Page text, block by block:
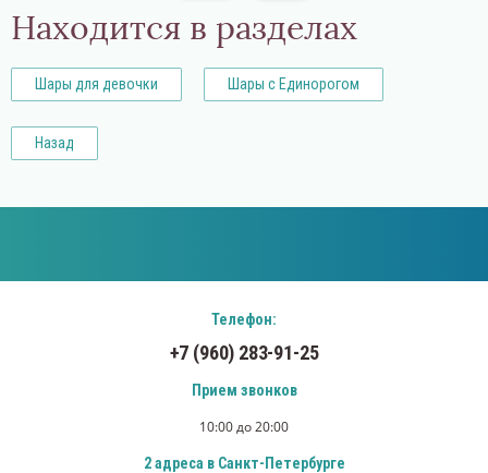
Находится в разделах
Шары для девочки Шары с Единорогом
Назад
Телефон:
+7 (960) 283-91-25
Прием звонков
10:00 до 20:00
2 адреса в Санкт-Петербурге